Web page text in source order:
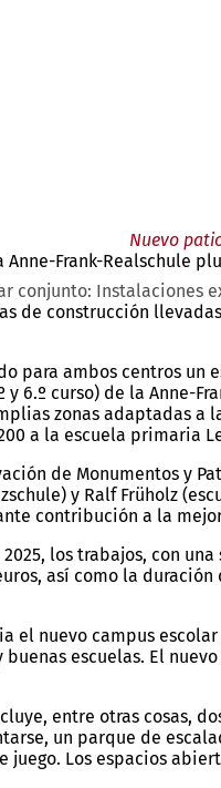
Nuevo
Frank-Realschule
conjunto: Instalaciones
de construcción
para ambos centros
6.º curso) de la Anne-
zonas adaptadas
a la escuela primaria
de Monumentos y
y Ralf Früholz
contribución a la
los trabajos, con
así como la
el nuevo campus
escuelas. El
entre otras cosas,
un parque de
Los espacios